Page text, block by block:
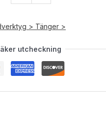
> Tänger >
utcheckning